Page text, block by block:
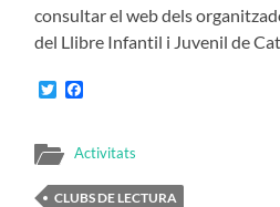
consultar el web dels
del Llibre Infantil i Juvenil de
Twitter
Activitats
CLUBS DE LECTURA